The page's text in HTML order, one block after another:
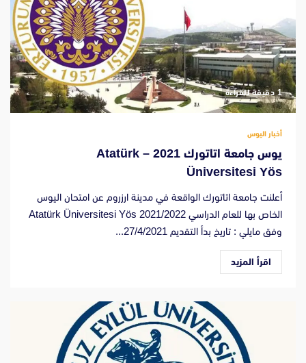
‫1 دقيقة للقراءة
أخبار اليوس
يوس جامعة اتاتورك 2021 – Atatürk
Üniversitesi Yös
أعلنت جامعة اتاتورك الواقعة في مدينة ارزروم عن امتحان اليوس
الخاص بها للعام الدراسي 2021/2022 Atatürk Üniversitesi Yös
وفق مايلي : تاريخ بدأ التقديم 27/4/2021...
اقرأ المزيد